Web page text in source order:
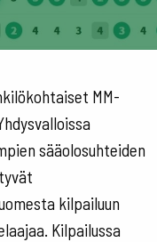
MM-
sääolosuhteiden
kilpailuun
Kilpailussa